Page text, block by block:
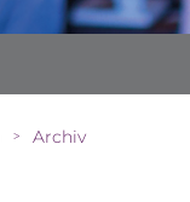
> Archiv